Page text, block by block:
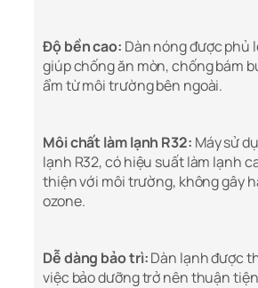
Độ bền cao: Dàn nóng được phủ
giúp chống ăn mòn, chống bám
ẩm từ môi trường bên ngoài.
Môi chất làm lạnh R32: Máy sử
lạnh R32, có hiệu suất làm lạnh
thiện với môi trường, không gây
ozone.
Dễ dàng bảo trì:Dàn lạnh được
việc bảo dưỡng trở nên thuận